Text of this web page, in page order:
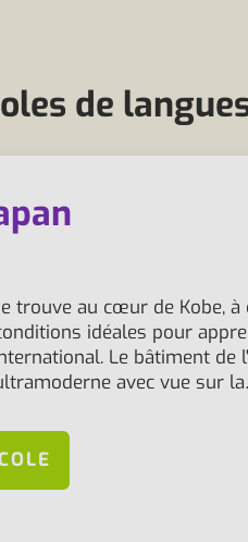
de
trouve au cœur de Kobe,
idéales pour
Le bâtiment de
avec vue sur